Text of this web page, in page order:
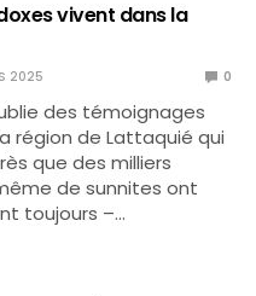
vivent dans la
2025 0
des témoignages
région de Lattaquié qui
que des milliers
de sunnites ont
toujours –…